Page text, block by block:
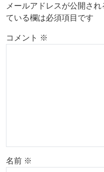
メールアドレスが公開され
ている欄は必須項目です
コメント ※
名前 ※